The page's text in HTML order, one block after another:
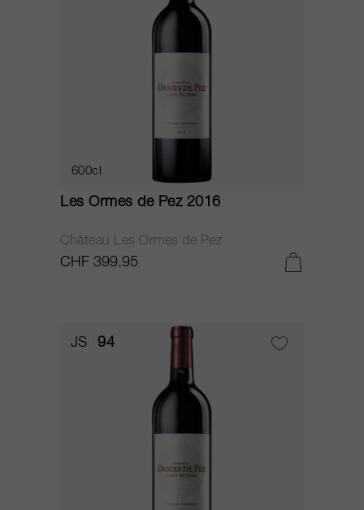
600cl
Les Ormes de Pez 2016
Château Les Ormes de Pez
CHF 399.95
JS 94